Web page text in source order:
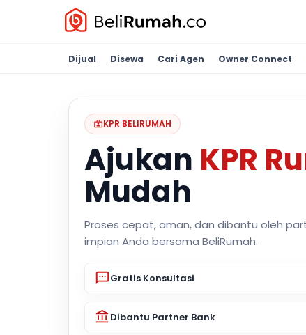
Dijual Disewa Cari Agen Owner Connect
KPR BELIRUMAH
Ajukan KPR
Mudah
Proses cepat, aman, dan dibantu oleh
impian Anda bersama BeliRumah.
Gratis Konsultasi
Dibantu Partner Bank